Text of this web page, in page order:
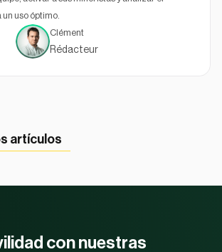
uso óptimo.
Clément
Rédacteur
artículos
con nuestras